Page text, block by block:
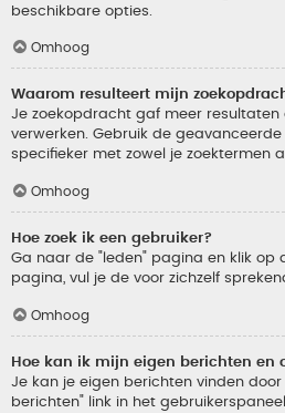
beschikbare opties.
Omhoog
Waarom resulteert mijn
Je zoekopdracht gaf meer resultaten
verwerken. Gebruik de
specifieker met zowel je zoektermen
Omhoog
Hoe zoek ik een gebruiker?
Ga naar de "leden" pagina en klik op
pagina, vul je de voor zichzelf
Omhoog
Hoe kan ik mijn eigen berichten en
Je kan je eigen berichten vinden
berichten" link in het